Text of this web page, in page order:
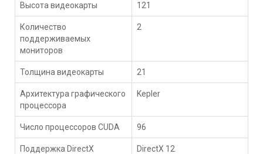
Высота видеокарты 121
Количество
поддерживаемых
мониторов
2
Толщина видеокарты 21
Архитектура графического
процессора
Kepler
Число процессоров CUDA 96
Поддержка DirectX DirectX 12